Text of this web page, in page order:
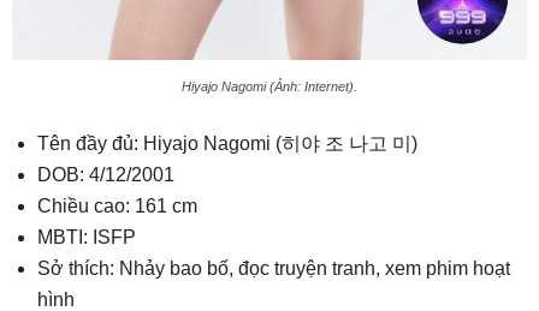
Hiyajo Nagomi (Ảnh: Internet).
Tên đầy đủ: Hiyajo Nagomi (히야 조 나고 미)
DOB: 4/12/2001
Chiều cao: 161 cm
MBTI: ISFP
Sở thích: Nhảy bao bố, đọc truyện tranh, xem phim hoạt
hình